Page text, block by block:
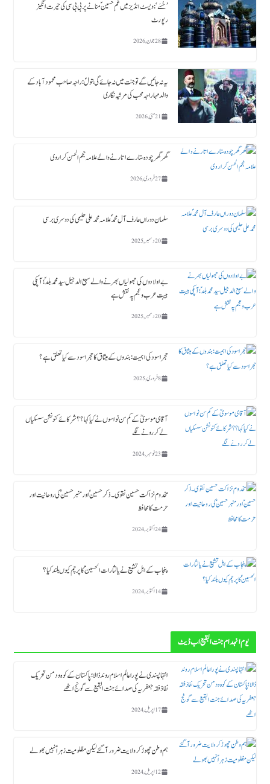
’حُسَے‘: ویسٹ انڈیز میں غمِ حسینؑ منانے پر بی بی سی کی حیرت انگیز
رپورٹ
28 جون, 2026
یہ نہ جائیں گے تو جنت میں نہ جائے گی بتولؑ: راجہ صاحب محمود آباد کے
والد مہاراجہ محب کی مرثیہ نگاری
21 مئی, 2026
گھر گھر چودہ ستارے اتارنے والے علامہ نجم الحسن کراروی
27 فروری, 2026
سلمان دوراں عارف آل محمدؐ علامہ محمد علی حلیمی کی دوسری برسی
20 دسمبر, 2025
بے اولادوں کی جھولیاں بھرنے والے سبع الدجیل سید محمد بلدؑ ؛ آپکی
ہیبت عرب و عجم پہ نقش ہے
20 دسمبر, 2025
حجر اسود کی اہمیت : بندوں کے میثاق کا حجر اسود سے کیا تعلق ہے؟
8 فروری, 2025
آقای موسویؒ کے کم سن نواسوں نے کیا کہا ؟؟ شرکائے کنونشن سسکیاں
لے کر رونے لگے
23 نومبر, 2024
مخدوم نزاکت حسین نقوی ۔ ذکر حسین ؑ اور منبر حسین ؑ کی روحانیت اور
حرمت کا محافظ
24 اکتوبر, 2024
پنجاب کے اہل تشیع نے یا لثارات الحسینؑ کا پرچم کیوں بلند کیا ؟
14 اکتوبر, 2024
یوم انہدام جنت البقیع اب ڈیٹ
انتہاپسندی نے پورا عالم اسلام روند ڈالا؛ پاکستان کے کوہ و دمن تحریک
نفاذ فقہ جعفریہ کی صدائے جنت البقیع سے گونج اٹھے
17 اپریل, 2024
ہم وطن چھوڑ کر ولایت ضرور آگئے لیکن مظلومیت زہراؑ نہیں بھولے
12 اپریل, 2024